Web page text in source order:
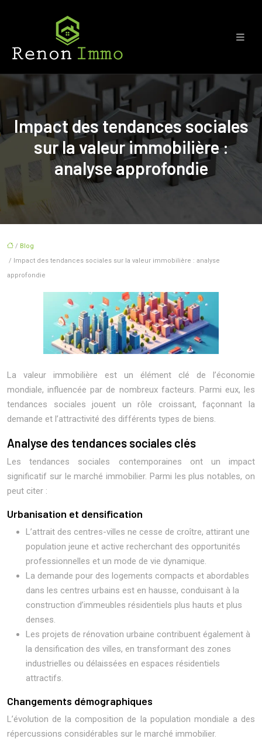
Impact des tendances sociales
sur la valeur immobilière :
analyse approfondie
/ Blog
/ Impact des tendances sociales sur la valeur immobilière : analyse
approfondie
La valeur immobilière est un élément clé de l’économie
mondiale, influencée par de nombreux facteurs. Parmi eux, les
tendances sociales jouent un rôle croissant, façonnant la
demande et l’attractivité des différents types de biens.
Analyse des tendances sociales clés
Les tendances sociales contemporaines ont un impact
significatif sur le marché immobilier. Parmi les plus notables, on
peut citer :
Urbanisation et densification
L’attrait des centres-villes ne cesse de croître, attirant une
population jeune et active recherchant des opportunités
professionnelles et un mode de vie dynamique.
La demande pour des logements compacts et abordables
dans les centres urbains est en hausse, conduisant à la
construction d’immeubles résidentiels plus hauts et plus
denses.
Les projets de rénovation urbaine contribuent également à
la densification des villes, en transformant des zones
industrielles ou délaissées en espaces résidentiels
attractifs.
Changements démographiques
L’évolution de la composition de la population mondiale a des
répercussions considérables sur le marché immobilier.